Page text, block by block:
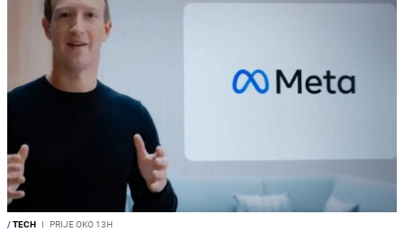
/TECH I PRIJE OKO 13H